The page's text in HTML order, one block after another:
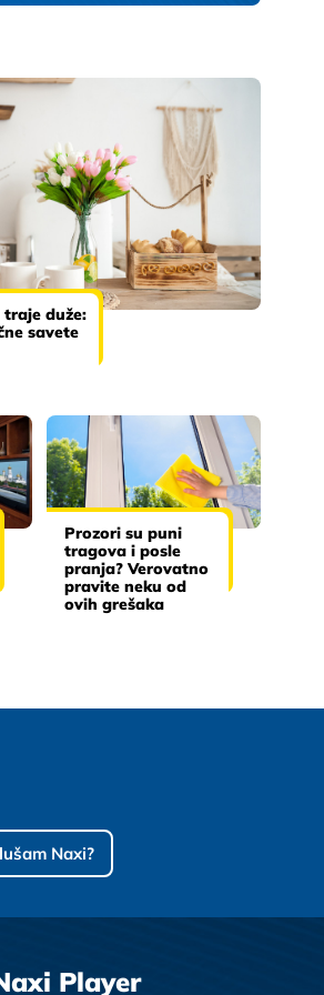
traje duže:
savete
Prozori su puni
tragova i posle
pranja? Verovatno
pravite neku od
ovih grešaka
Naxi?
Player